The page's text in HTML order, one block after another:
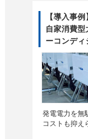
【導入事
自家消費
ーコンディ
発電電力を無
コストも抑え